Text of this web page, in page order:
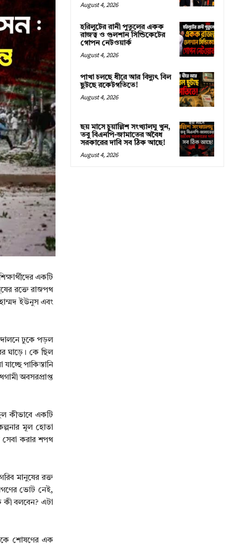
একটি
রক্তে রাজপথ
ইউনুস এবং
ঢুকে পড়ল
ঘাড়ে। কে ছিল
পাকিস্তানি
অবসরপ্রাপ্ত
কীভাবে একটি
মূল হোতা
সেবা করার শপথ
মানুষের রক্ত
ভোট নেই,
কী বলবেন? এটা
শোষণের এক
August 4, 2026
হরিলুটের রানী পুতুলের একক
রাজত্ব ও গুলশান সিন্ডিকেটের
গোপন নেটওয়ার্ক
August 4, 2026
পাখা চলছে ধীরে আর বিদ্যুৎ বিল
ছুটছে রকেটগতিতে!
August 4, 2026
ছয় মাসে চুয়াল্লিশ সংখ্যালঘু খুন,
তবু বিএনপি-জামাতের অবৈধ
সরকারের দাবি সব ঠিক আছে!
August 4, 2026